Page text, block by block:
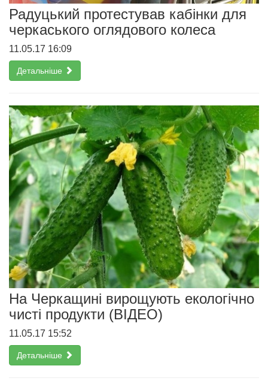
Радуцький протестував кабінки для
черкаського оглядового колеса
11.05.17 16:09
Детальніше
На Черкащині вирощують екологічно
чисті продукти (ВІДЕО)
11.05.17 15:52
Детальніше